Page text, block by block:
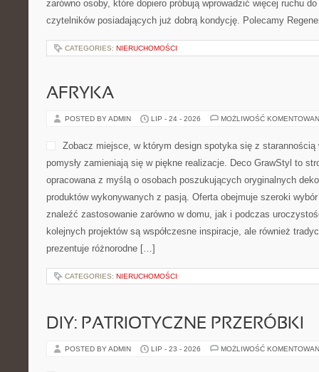
zarówno osoby, które dopiero próbują wprowadzić więcej ruchu
czytelników posiadających już dobrą kondycję. Polecamy
CATEGORIES: NIERUCHOMOŚCI
AFRYKA
POSTED BY ADMIN LIP - 24 - 2026 MOŻLIWOŚĆ
Zobacz miejsce, w którym design spotyka się z starannością
pomysły zamieniają się w piękne realizacje. Deco GrawStyl to
opracowana z myślą o osobach poszukujących oryginalnych
produktów wykonywanych z pasją. Oferta obejmuje szeroki
znaleźć zastosowanie zarówno w domu, jak i podczas
kolejnych projektów są współczesne inspiracje, ale również
prezentuje różnorodne […]
CATEGORIES: NIERUCHOMOŚCI
DIY: PATRIOTYCZNE PRZERÓBKI
POSTED BY ADMIN LIP - 23 - 2026 MOŻLIWOŚĆ